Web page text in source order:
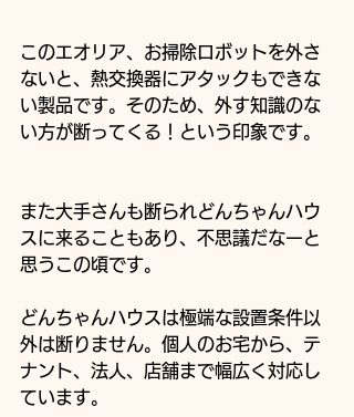
このエオリア、お掃除ロボットを外さ
ないと、熱交換器にアタックもできな
い製品です。そのため、外す知識のな
い方が断ってくる！という印象です。
また大手さんも断られどんちゃんハウ
スに来ることもあり、不思議だなーと
思うこの頃です。
どんちゃんハウスは極端な設置条件以
外は断りません。個人のお宅から、テ
ナント、法人、店舗まで幅広く対応し
ています。